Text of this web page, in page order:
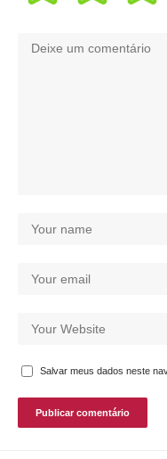
Salvar meus dados neste